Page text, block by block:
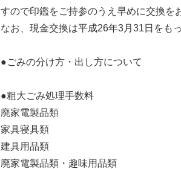
すので印鑑をご持参のうえ早めに交換を
なお、現金交換は平成26年3月31日をも
●ごみの分け方・出し方について
●粗大ごみ処理手数料
廃家電製品類
家具寝具類
建具用品類
廃家電製品類・趣味用品類